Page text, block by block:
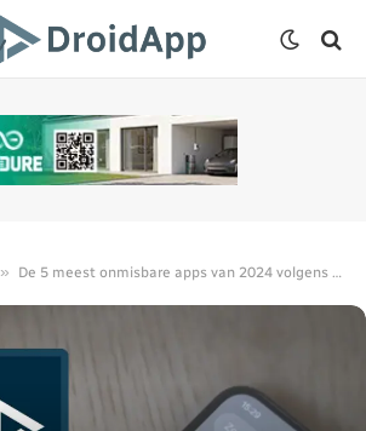
» De 5 meest onmisbare apps van 2024 volgens Luke